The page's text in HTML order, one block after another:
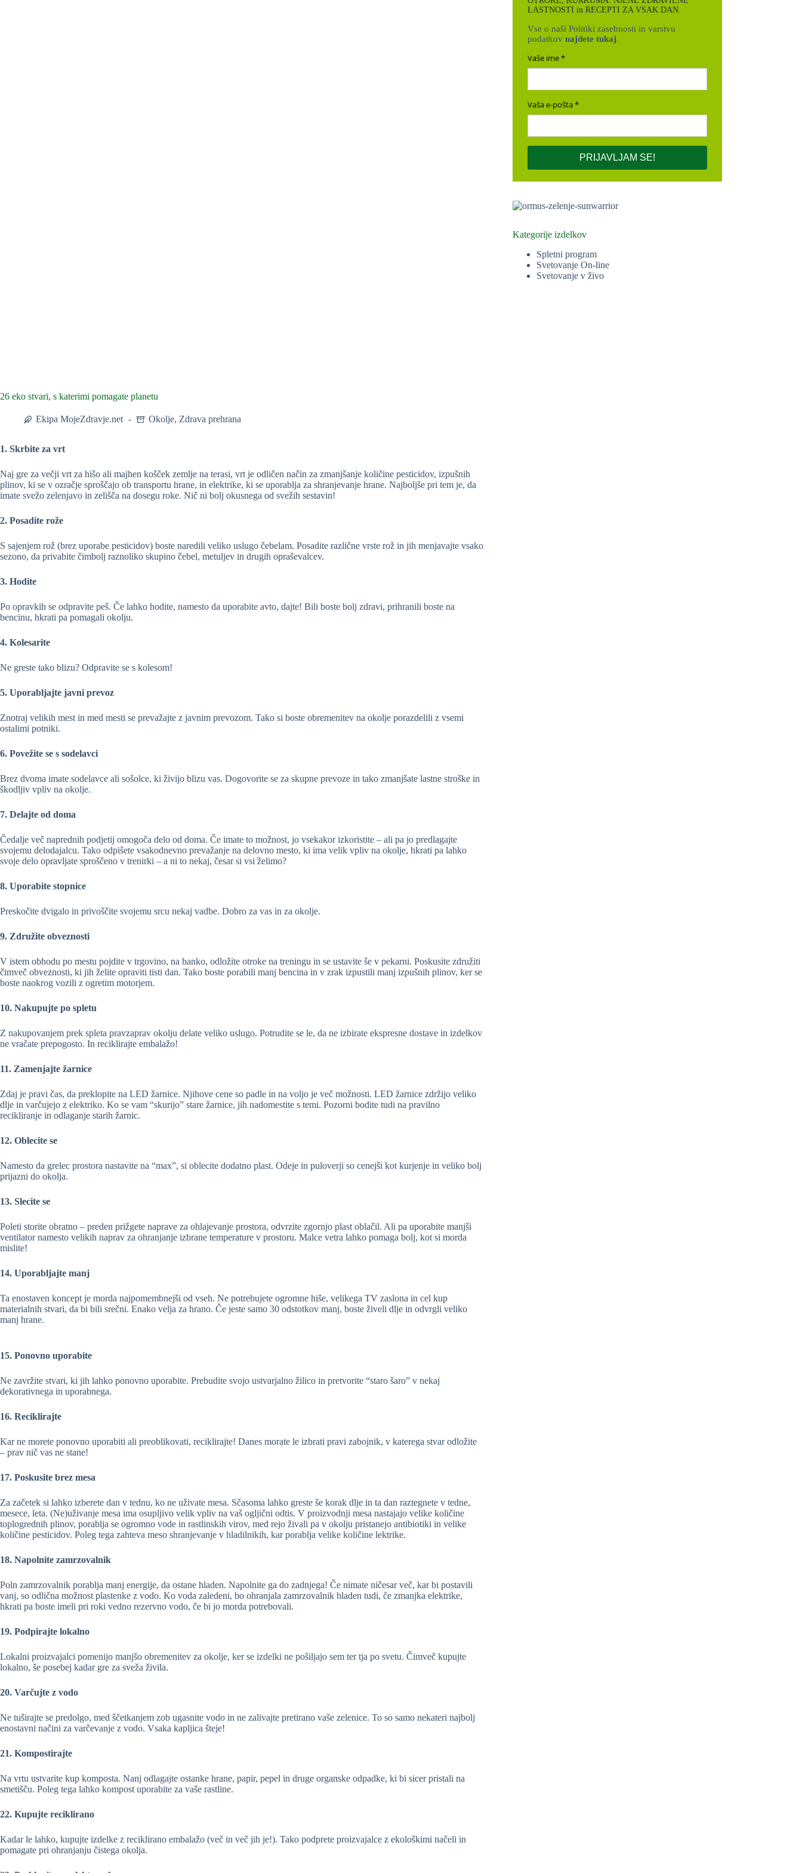
26 eko stvari, s katerimi pomagate planetu
Ekipa MojeZdravje.net Okolje, Zdrava prehrana
1. Skrbite za vrt
Naj gre za večji vrt za hišo ali majhen košček zemlje na terasi, vrt je odličen način za zmanjšanje količine pesticidov, izpušnih
plinov, ki se v ozračje sproščajo ob transportu hrane, in elektrike, ki se uporablja za shranjevanje hrane. Najboljše pri tem je, da
imate svežo zelenjavo in zelišča na dosegu roke. Nič ni bolj okusnega od svežih sestavin!
2. Posadite rože
S sajenjem rož (brez uporabe pesticidov) boste naredili veliko uslugo čebelam. Posadite različne vrste rož in jih menjavajte vsako
sezono, da privabite čimbolj raznoliko skupino čebel, metuljev in drugih opraševalcev.
3. Hodite
Po opravkih se odpravite peš. Če lahko hodite, namesto da uporabite avto, dajte! Bili boste bolj zdravi, prihranili boste na
bencinu, hkrati pa pomagali okolju.
4. Kolesarite
Ne greste tako blizu? Odpravite se s kolesom!
5. Uporabljajte javni prevoz
Znotraj velikih mest in med mesti se prevažajte z javnim prevozom. Tako si boste obremenitev na okolje porazdelili z vsemi
ostalimi potniki.
6. Povežite se s sodelavci
Brez dvoma imate sodelavce ali sošolce, ki živijo blizu vas. Dogovorite se za skupne prevoze in tako zmanjšate lastne stroške in
škodljiv vpliv na okolje.
7. Delajte od doma
Čedalje več naprednih podjetij omogoča delo od doma. Če imate to možnost, jo vsekakor izkoristite – ali pa jo predlagajte
svojemu delodajalcu. Tako odpišete vsakodnevno prevažanje na delovno mesto, ki ima velik vpliv na okolje, hkrati pa lahko
svoje delo opravljate sproščeno v trenirki – a ni to nekaj, česar si vsi želimo?
8. Uporabite stopnice
Preskočite dvigalo in privoščite svojemu srcu nekaj vadbe. Dobro za vas in za okolje.
9. Združite obveznosti
V istem obhodu po mestu pojdite v trgovino, na banko, odložite otroke na treningu in se ustavite še v pekarni. Poskusite združiti
čimveč obveznosti, ki jih želite opraviti tisti dan. Tako boste porabili manj bencina in v zrak izpustili manj izpušnih plinov, ker se
boste naokrog vozili z ogretim motorjem.
10. Nakupujte po spletu
Z nakupovanjem prek spleta pravzaprav okolju delate veliko uslugo. Potrudite se le, da ne izbirate ekspresne dostave in izdelkov
ne vračate prepogosto. In reciklirajte embalažo!
11. Zamenjajte žarnice
Zdaj je pravi čas, da preklopite na LED žarnice. Njihove cene so padle in na voljo je več možnosti. LED žarnice zdržijo veliko
dlje in varčujejo z elektriko. Ko se vam “skurijo” stare žarnice, jih nadomestite s temi. Pozorni bodite tudi na pravilno
recikliranje in odlaganje starih žarnic.
12. Oblecite se
Namesto da grelec prostora nastavite na “max”, si oblecite dodatno plast. Odeje in puloverji so cenejši kot kurjenje in veliko bolj
prijazni do okolja.
13. Slecite se
Poleti storite obratno – preden prižgete naprave za ohlajevanje prostora, odvrzite zgornjo plast oblačil. Ali pa uporabite manjši
ventilator namesto velikih naprav za ohranjanje izbrane temperature v prostoru. Malce vetra lahko pomaga bolj, kot si morda
mislite!
14. Uporabljajte manj
Ta enostaven koncept je morda najpomembnejši od vseh. Ne potrebujete ogromne hiše, velikega TV zaslona in cel kup
materialnih stvari, da bi bili srečni. Enako velja za hrano. Če jeste samo 30 odstotkov manj, boste živeli dlje in odvrgli veliko
manj hrane.
15. Ponovno uporabite
Ne zavržite stvari, ki jih lahko ponovno uporabite. Prebudite svojo ustvarjalno žilico in pretvorite “staro šaro” v nekaj
dekorativnega in uporabnega.
16. Reciklirajte
Kar ne morete ponovno uporabiti ali preoblikovati, reciklirajte! Danes morate le izbrati pravi zabojnik, v katerega stvar odložite
– prav nič vas ne stane!
17. Poskusite brez mesa
Za začetek si lahko izberete dan v tednu, ko ne uživate mesa. Sčasoma lahko greste še korak dlje in ta dan raztegnete v tedne,
mesece, leta. (Ne)uživanje mesa ima osupljivo velik vpliv na vaš ogljični odtis. V proizvodnji mesa nastajajo velike količine
toplogrednih plinov, porablja se ogromno vode in rastlinskih virov, med rejo živali pa v okolju pristanejo antibiotiki in velike
količine pesticidov. Poleg tega zahteva meso shranjevanje v hladilnikih, kar porablja velike količine lektrike.
18. Napolnite zamrzovalnik
Poln zamrzovalnik porablja manj energije, da ostane hladen. Napolnite ga do zadnjega! Če nimate ničesar več, kar bi postavili
vanj, so odlična možnost plastenke z vodo. Ko voda zaledeni, bo ohranjala zamrzovalnik hladen tudi, če zmanjka elektrike,
hkrati pa boste imeli pri roki vedno rezervno vodo, če bi jo morda potrebovali.
19. Podpirajte lokalno
Lokalni proizvajalci pomenijo manjšo obremenitev za okolje, ker se izdelki ne pošiljajo sem ter tja po svetu. Čimveč kupujte
lokalno, še posebej kadar gre za sveža živila.
20. Varčujte z vodo
Ne tuširajte se predolgo, med ščetkanjem zob ugasnite vodo in ne zalivajte pretirano vaše zelenice. To so samo nekateri najbolj
enostavni načini za varčevanje z vodo. Vsaka kapljica šteje!
21. Kompostirajte
Na vrtu ustvarite kup komposta. Nanj odlagajte ostanke hrane, papir, pepel in druge organske odpadke, ki bi sicer pristali na
smetišču. Poleg tega lahko kompost uporabite za vaše rastline.
22. Kupujte reciklirano
Kadar le lahko, kupujte izdelke z reciklirano embalažo (več in več jih je!). Tako podprete proizvajalce z ekološkimi načeli in
pomagate pri ohranjanju čistega okolja.
LASTNOSTI in RECEPTI ZA VSAK DAN.
Vse o naši Politiki zasebnosti in varstvu
podatkov najdete tukaj.
Vaše ime
Vaša e-pošta
PRIJAVLJAM SE!
Kategorije izdelkov
Spletni program
Svetovanje On-line
Svetovanje v živo